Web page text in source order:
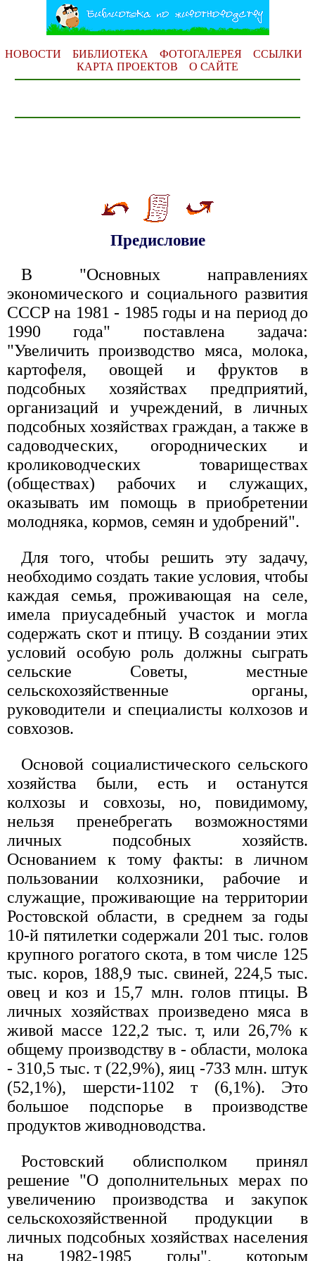
НОВОСТИ БИБЛИОТЕКА ФОТОГАЛЕРЕЯ
ССЫЛКИ
КАРТА ПРОЕКТОВ
О САЙТЕ
Предисловие
В "Основных направлениях
экономического и социального развития
СССР на 1981 - 1985 годы и на период до
1990 года" поставлена задача:
"Увеличить производство мяса, молока,
картофеля, овощей и фруктов в
подсобных хозяйствах предприятий,
организаций и учреждений, в личных
подсобных хозяйствах граждан, а также в
садоводческих, огороднических и
кролиководческих товариществах
(обществах) рабочих и служащих,
оказывать им помощь в приобретении
молодняка, кормов, семян и удобрений".
Для того, чтобы решить эту задачу,
необходимо создать такие условия, чтобы
каждая семья, проживающая на селе,
имела приусадебный участок и могла
содержать скот и птицу. В создании этих
условий особую роль должны сыграть
сельские Советы, местные
сельскохозяйственные органы,
руководители и специалисты колхозов и
совхозов.
Основой социалистического сельского
хозяйства были, есть и останутся
колхозы и совхозы, но, повидимому,
нельзя пренебрегать возможностями
личных подсобных хозяйств.
Основанием к тому факты: в личном
пользовании колхозники, рабочие и
служащие, проживающие на территории
Ростовской области, в среднем за годы
10-й пятилетки содержали 201 тыс. голов
крупного рогатого скота, в том числе 125
тыс. коров, 188,9 тыс. свиней, 224,5 тыс.
овец и коз и 15,7 млн. голов птицы. В
личных хозяйствах произведено мяса в
живой массе 122,2 тыс. т, или 26,7% к
общему производству в - области, молока
- 310,5 тыс. т (22,9%), яиц -733 млн. штук
(52,1%), шерсти-1102 т (6,1%). Это
большое подспорье в производстве
продуктов живодноводства.
Ростовский облисполком принял
решение "О дополнительных мерах по
увеличению производства и закупок
сельскохозяйственной продукции в
личных подсобных хозяйствах населения
на 1982-1985 годы", которым